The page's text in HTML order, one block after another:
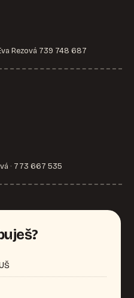
Rezová 739 748 687
· 773 667 535